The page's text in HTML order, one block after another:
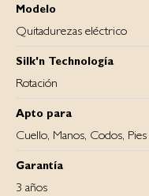
Modelo
Quitadurezas eléctrico
Silk'n Technología
Rotación
Apto para
Cuello, Manos, Codos, Pies
Garantía
3 años